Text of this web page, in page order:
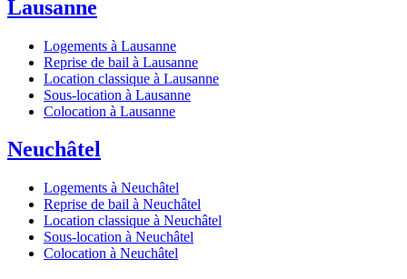
Lausanne
Logements à Lausanne
Reprise de bail à Lausanne
Location classique à Lausanne
Sous-location à Lausanne
Colocation à Lausanne
Neuchâtel
Logements à Neuchâtel
Reprise de bail à Neuchâtel
Location classique à Neuchâtel
Sous-location à Neuchâtel
Colocation à Neuchâtel